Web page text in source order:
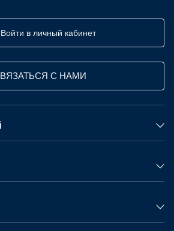
Войти в личный кабинет
С НАМИ